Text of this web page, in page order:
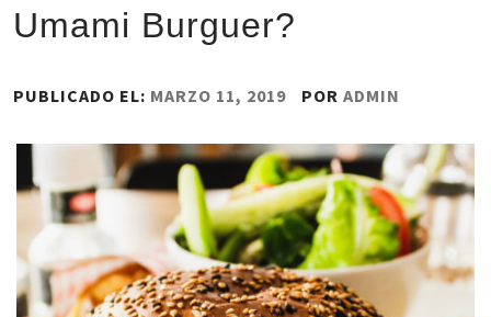
Umami Burguer?
PUBLICADO EL: MARZO 11, 2019 POR ADMIN